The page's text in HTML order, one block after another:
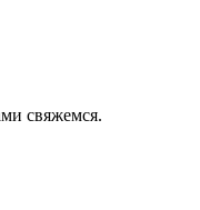
свяжемся.